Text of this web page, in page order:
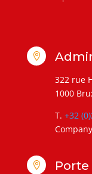

322 rue
1000
T. +32
 Porte